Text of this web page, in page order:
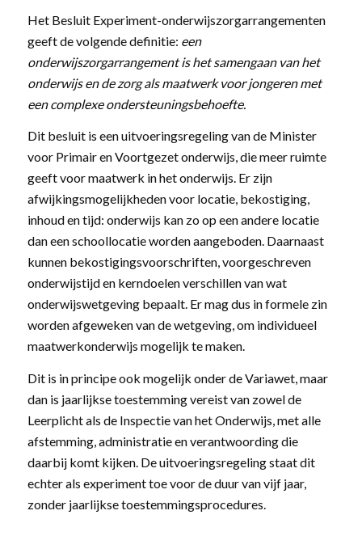
Het Besluit Experiment-onderwijszorgarrangementen
geeft de volgende definitie: een
onderwijszorgarrangement is het samengaan van het
onderwijs en de zorg als maatwerk voor jongeren met
een complexe ondersteuningsbehoefte.
Dit besluit is een uitvoeringsregeling van de Minister
voor Primair en Voortgezet onderwijs, die meer ruimte
geeft voor maatwerk in het onderwijs. Er zijn
afwijkingsmogelijkheden voor locatie, bekostiging,
inhoud en tijd: onderwijs kan zo op een andere locatie
dan een schoollocatie worden aangeboden. Daarnaast
kunnen bekostigingsvoorschriften, voorgeschreven
onderwijstijd en kerndoelen verschillen van wat
onderwijswetgeving bepaalt. Er mag dus in formele zin
worden afgeweken van de wetgeving, om individueel
maatwerkonderwijs mogelijk te maken.
Dit is in principe ook mogelijk onder de Variawet, maar
dan is jaarlijkse toestemming vereist van zowel de
Leerplicht als de Inspectie van het Onderwijs, met alle
afstemming, administratie en verantwoording die
daarbij komt kijken. De uitvoeringsregeling staat dit
echter als experiment toe voor de duur van vijf jaar,
zonder jaarlijkse toestemmingsprocedures.